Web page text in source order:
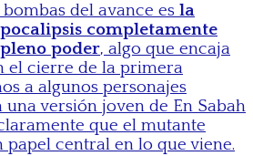
del avance es la
completamente
poder, algo que encaja
el cierre de la primera
a algunos personajes
versión joven de En Sabah
que el mutante
central en lo que viene.